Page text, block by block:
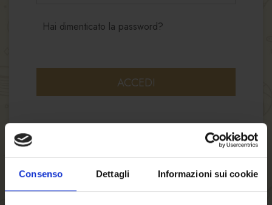
Consenso Dettagli Informazioni sui cookie
ACCEDI
Hai dimenticato la password?
NUOVI CLIENTI